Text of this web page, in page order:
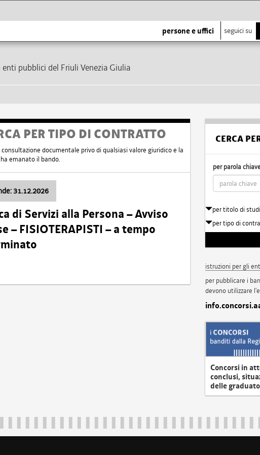
persone e uffici seguici su
pubblici del Friuli Venezia Giulia
PER TIPO DI CONTRATTO
documentale privo di qualsiasi valore giuridico e la
emanato il bando.
31.12.2026
di Servizi alla Persona – Avviso
FISIOTERAPISTI – a tempo
CERCA
per parola
per titolo di
per tipo di
istruzioni per gli
per pubblicare i
devono utilizzare
Concorsi in
conclusi,
delle